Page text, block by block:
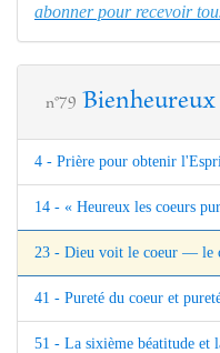
abonner pour recevoir
n°79 Bienheureux
4 - Prière pour obtenir
14 - « Heureux les coeurs
23 - Dieu voit le coeur — le
41 - Pureté du coeur et
51 - La sixième béatitude et